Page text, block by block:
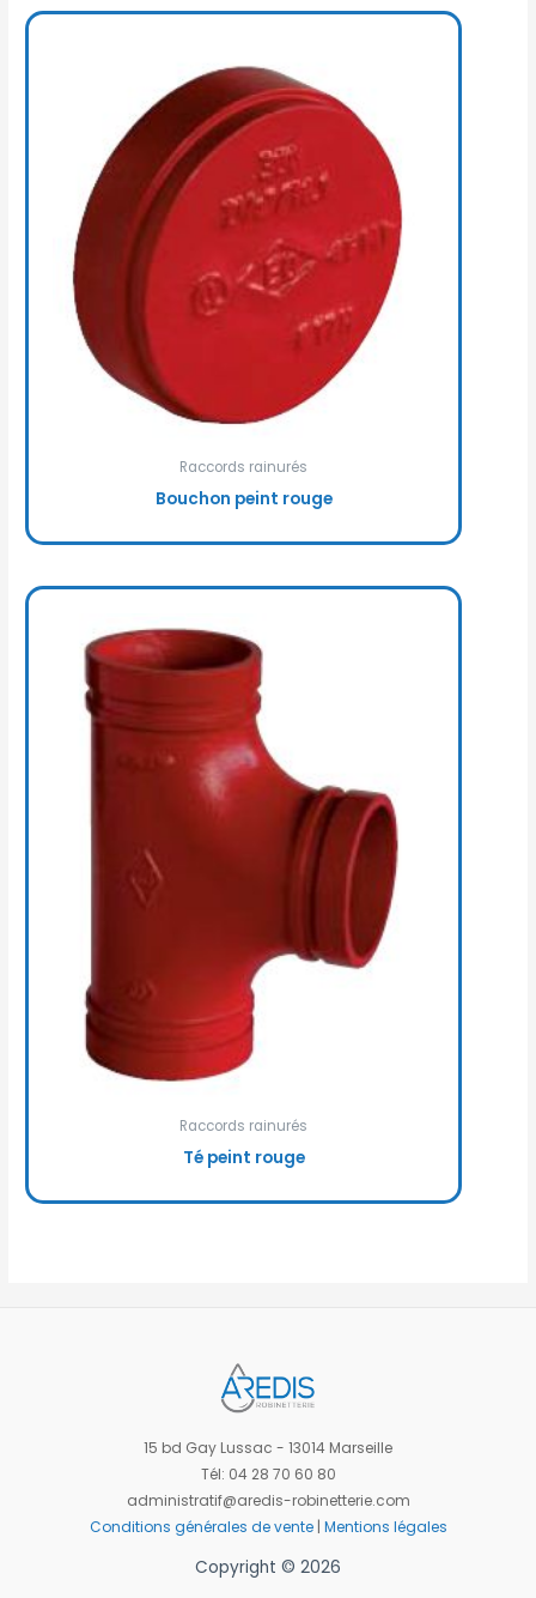
Raccords rainurés
Bouchon peint rouge
Raccords rainurés
Té peint rouge
15 bd Gay Lussac - 13014 Marseille
Tél: 04 28 70 60 80
administratif@aredis-robinetterie.com
Conditions générales de vente| Mentions légales
Copyright © 2026